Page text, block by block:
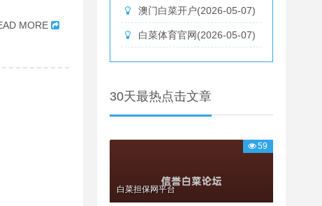
MORE
澳门白菜开户(2026-05-07)
白菜体育官网(2026-05-07)
30天最热点击文章
59
白菜担保网平台